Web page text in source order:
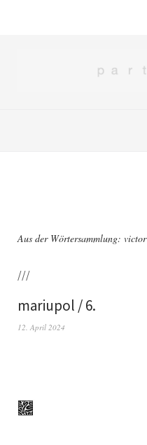
Aus der Wörtersammlung: victor
///
mariupol / 6.
12. April 2024